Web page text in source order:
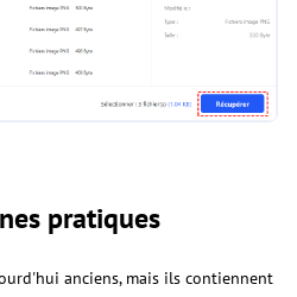
pratiques
anciens, mais ils contiennent